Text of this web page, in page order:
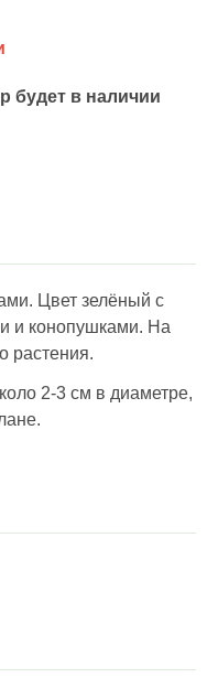
будет в наличии
Цвет зелёный с
и конопушками. На
растения.
2-3 см в диаметре,